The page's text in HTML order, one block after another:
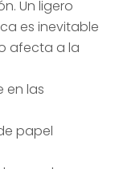
Un ligero
es inevitable
afecta a la
en las
papel